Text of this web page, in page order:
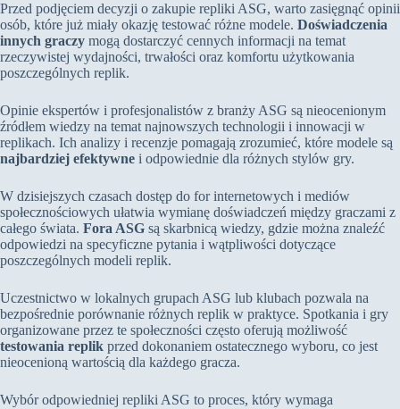
Przed podjęciem decyzji o zakupie repliki ASG, warto zasięgnąć opinii
osób, które już miały okazję testować różne modele. Doświadczenia
innych graczy mogą dostarczyć cennych informacji na temat
rzeczywistej wydajności, trwałości oraz komfortu użytkowania
poszczególnych replik.
Opinie ekspertów i profesjonalistów z branży ASG są nieocenionym
źródłem wiedzy na temat najnowszych technologii i innowacji w
replikach. Ich analizy i recenzje pomagają zrozumieć, które modele są
najbardziej efektywne i odpowiednie dla różnych stylów gry.
W dzisiejszych czasach dostęp do for internetowych i mediów
społecznościowych ułatwia wymianę doświadczeń między graczami z
całego świata. Fora ASG są skarbnicą wiedzy, gdzie można znaleźć
odpowiedzi na specyficzne pytania i wątpliwości dotyczące
poszczególnych modeli replik.
Uczestnictwo w lokalnych grupach ASG lub klubach pozwala na
bezpośrednie porównanie różnych replik w praktyce. Spotkania i gry
organizowane przez te społeczności często oferują możliwość
testowania replik przed dokonaniem ostatecznego wyboru, co jest
nieocenioną wartością dla każdego gracza.
Wybór odpowiedniej repliki ASG to proces, który wymaga